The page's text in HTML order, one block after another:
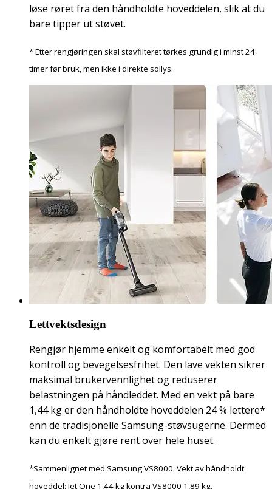
løse røret fra den håndholdte hoveddelen, slik at du
bare tipper ut støvet.
* Etter rengjøringen skal støvfilteret tørkes grundig i minst 24
timer før bruk, men ikke i direkte sollys.
Lettvektsdesign
Rengjør hjemme enkelt og komfortabelt med god
kontroll og bevegelsesfrihet. Den lave vekten sikrer
maksimal brukervennlighet og reduserer
belastningen på håndleddet. Med en vekt på bare
1,44 kg er den håndholdte hoveddelen 24 % lettere*
enn de tradisjonelle Samsung-støvsugerne. Dermed
kan du enkelt gjøre rent over hele huset.
*Sammenlignet med Samsung VS8000. Vekt av håndholdt
hoveddel: Jet One 1,44 kg kontra VS8000 1,89 kg.